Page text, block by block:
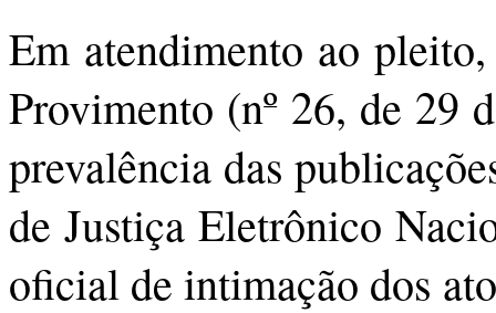
Em atendimento ao
Provimento (nº 26, de 29
prevalência das
de Justiça Eletrônico
oficial de intimação dos